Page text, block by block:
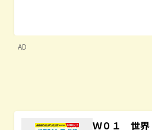
AD
Ｗ０１ 世界